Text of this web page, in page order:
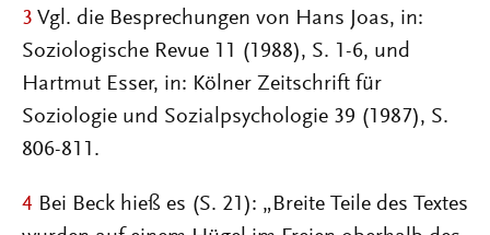
3 Vgl. die Besprechungen von Hans Joas, in:
Soziologische Revue 11 (1988), S. 1-6, und
Hartmut Esser, in: Kölner Zeitschrift für
Soziologie und Sozialpsychologie 39 (1987), S.
806-811.
4 Bei Beck hieß es (S. 21): „Breite Teile des Textes